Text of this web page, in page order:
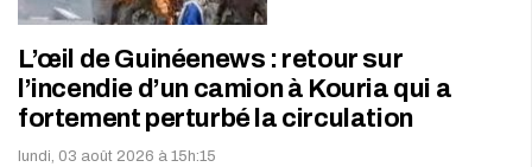
L’œil de Guinéenews : retour sur
l’incendie d’un camion à Kouria qui a
fortement perturbé la circulation
lundi, 03 août 2026 à 15h:15